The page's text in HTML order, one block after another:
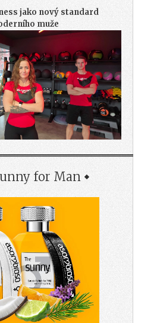
jako nový standard
muže
for Man